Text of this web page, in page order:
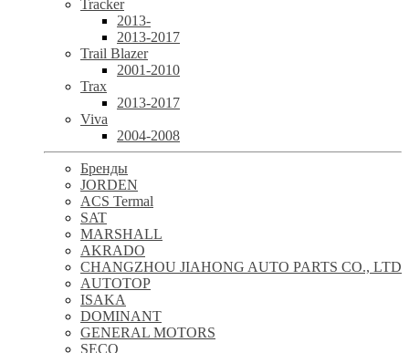
Tracker
2013-
2013-2017
Trail Blazer
2001-2010
Trax
2013-2017
Viva
2004-2008
Бренды
JORDEN
ACS Termal
SAT
MARSHALL
AKRADO
CHANGZHOU JIAHONG AUTO PARTS CO., LTD
AUTOTOP
ISAKA
DOMINANT
GENERAL MOTORS
SECO